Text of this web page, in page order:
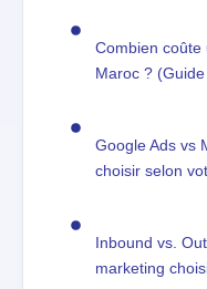
Combien coûte
Maroc ?
Google Ads vs
choisir selon
Inbound vs.
marketing